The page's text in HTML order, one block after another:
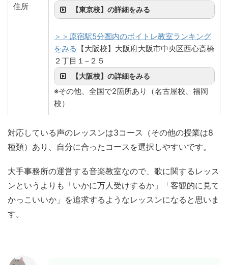
住所
【東京校】の詳細をみる
＞＞原宿駅5分圏内のボイトレ教室ランキング
をみる 【大阪校】大阪府大阪市中央区西心斎橋
２丁目１−２５
【大阪校】の詳細をみる
※その他、全国で2箇所あり（名古屋校、福岡
校）
対応している声のレッスンは3コース（その他の授業は8
種類）あり、自分に合ったコースを選択しやすいです。
大手事務所の運営する音楽教室なので、歌に関するレッス
ンというよりも「いかに万人受けするか」「客観的に見て
かっこいいか」を追求するようなレッスンになると思いま
す。